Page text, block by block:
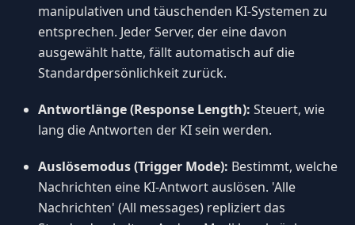
manipulativen und täuschenden KI-Systemen zu
entsprechen. Jeder Server, der eine davon
ausgewählt hatte, fällt automatisch auf die
Standardpersönlichkeit zurück.
Antwortlänge (Response Length): Steuert, wie
lang die Antworten der KI sein werden.
Auslösemodus (Trigger Mode): Bestimmt, welche
Nachrichten eine KI-Antwort auslösen. 'Alle
Nachrichten' (All messages) repliziert das